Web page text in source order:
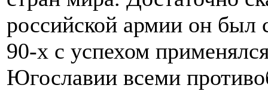
российской армии он был
90-х с успехом
Югославии всеми